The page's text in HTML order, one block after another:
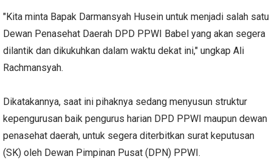
"Kita minta Bapak Darmansyah Husein untuk menjadi salah satu
Dewan Penasehat Daerah DPD PPWI Babel yang akan segera
dilantik dan dikukuhkan dalam waktu dekat ini," ungkap Ali
Rachmansyah.
Dikatakannya, saat ini pihaknya sedang menyusun struktur
kepengurusan baik pengurus harian DPD PPWI maupun dewan
penasehat daerah, untuk segera diterbitkan surat keputusan
(SK) oleh Dewan Pimpinan Pusat (DPN) PPWI.